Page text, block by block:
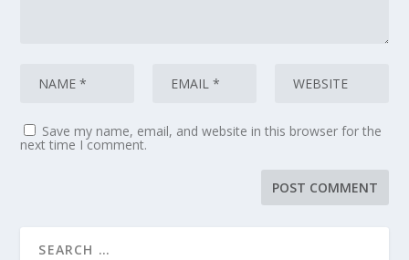
Save my name, email, and website in this browser for the
next time I comment.